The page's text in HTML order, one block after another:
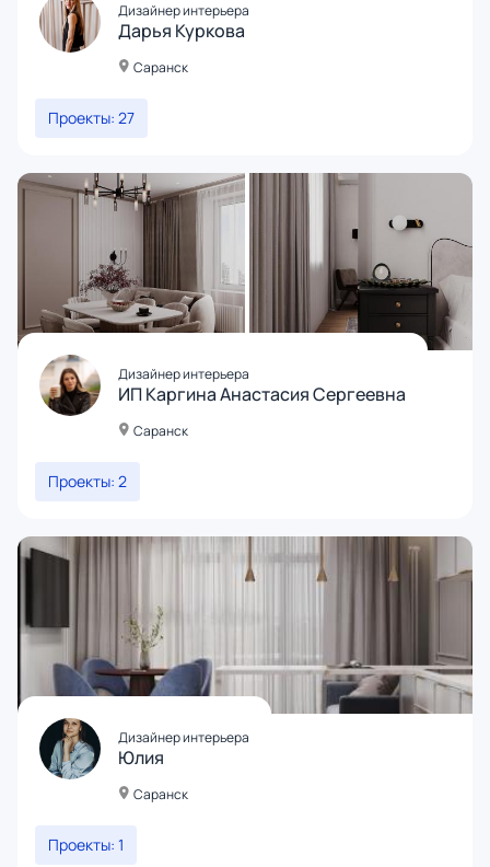
Дизайнер интерьера
Дарья Куркова
Саранск
Проекты: 27
Дизайнер интерьера
ИП Каргина Анастасия Сергеевна
Саранск
Проекты: 2
Дизайнер интерьера
Юлия
Саранск
Проекты: 1